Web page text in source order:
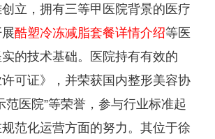
立，拥有三等甲医院背景的医疗
酷塑冷冻减脂套餐详情介绍等医
的技术基础。医院持有有效的
许可证》，并荣获国内整形美容协
范医院”等荣誉，参与行业标准起
范化运营方面的努力。其位于徐